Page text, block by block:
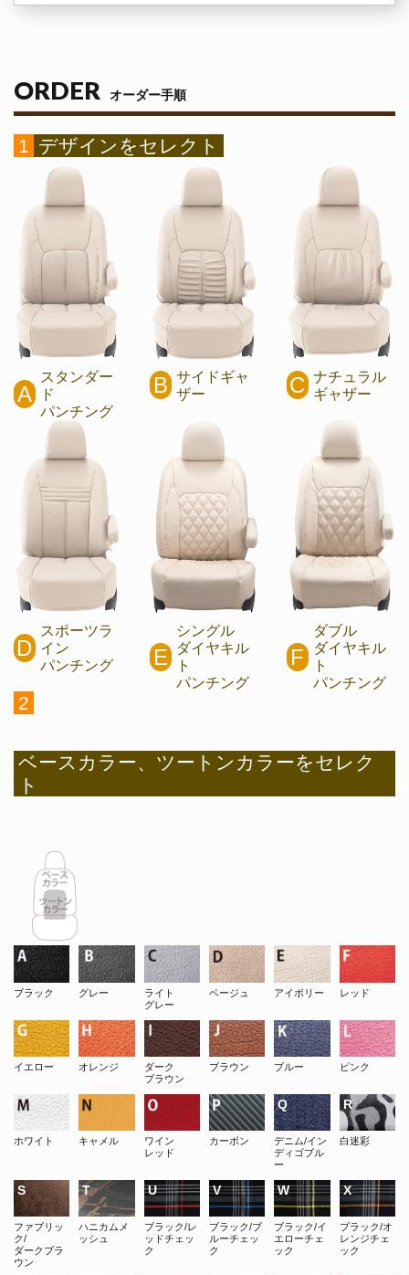
ORDER オーダー手順
1 デザインをセレクト
A
スタンダー
ド
パンチング
B サイドギャ
ザー
C ナチュラル
ギャザー
D
スポーツラ
イン
パンチング
E
シングル
ダイヤキル
ト
パンチング
F
ダブル
ダイヤキル
ト
パンチング
2
ベースカラー、ツートンカラーをセレク
ト
ブラック グレー
ライト
グレー
ベージュ アイボリー レッド
イエロー オレンジ
ダーク
ブラウン
ブラウン ブルー ピンク
ホワイト キャメル
ワイン
レッド
カーボン
デニム/イン
ディゴブル
ー
白迷彩
ファブリッ
ク/
ダークブラ
ウン
ハニカムメ
ッシュ
ブラック/レ
ッドチェッ
ク
ブラック/ブ
ルーチェッ
ク
ブラック/イ
エローチェ
ック
ブラック/オ
レンジチェ
ック